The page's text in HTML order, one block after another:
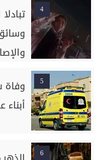
4
5
وفاة
6